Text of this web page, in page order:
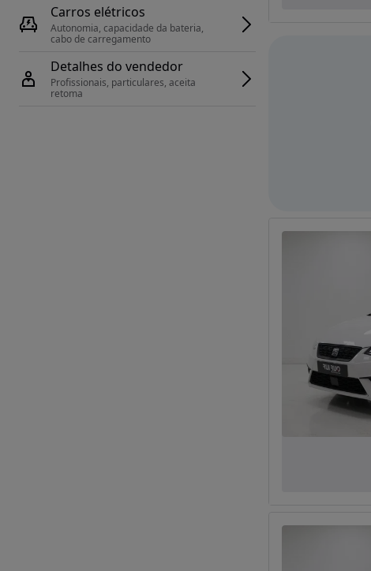
Carros elétricos
Autonomia, capacidade da bateria,
cabo de carregamento
Detalhes do vendedor
Profissionais, particulares, aceita
retoma